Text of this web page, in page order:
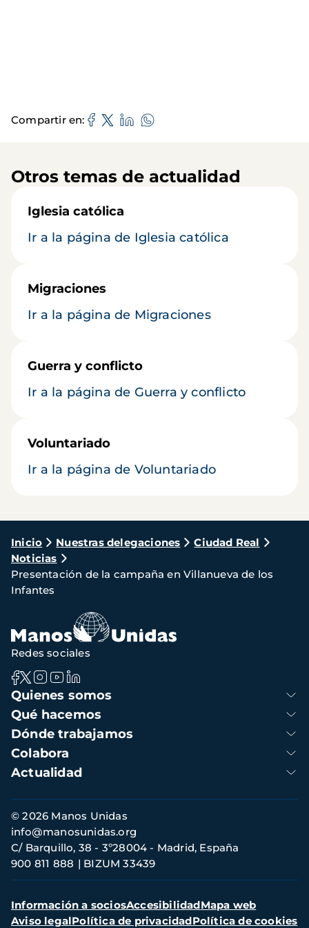
Compartir en
Otros temas de actualidad
Iglesia católica
Ir a la página de Iglesia católica
Migraciones
Ir a la página de Migraciones
Guerra y conflicto
Ir a la página de Guerra y conflicto
Voluntariado
Ir a la página de Voluntariado
Ruta
de
navegación
Inicio Nuestras delegaciones
Ciudad Real
Noticias
Presentación de la campaña en Villanueva de los
Infantes
Navegación
principal
Quienes somos
Qué hacemos
Dónde trabajamos
Colabora
Actualidad
Redes sociales
Información
de
contacto
© 2026 Manos Unidas
C/ Barquillo, 38 - 3º28004 - Madrid, España
900 811 888
BIZUM 33439
info@manosunidas.org
Menú
secundario
Información a sociosAccesibilidadMapa web
Aviso legalPolítica de privacidadPolítica de cookies